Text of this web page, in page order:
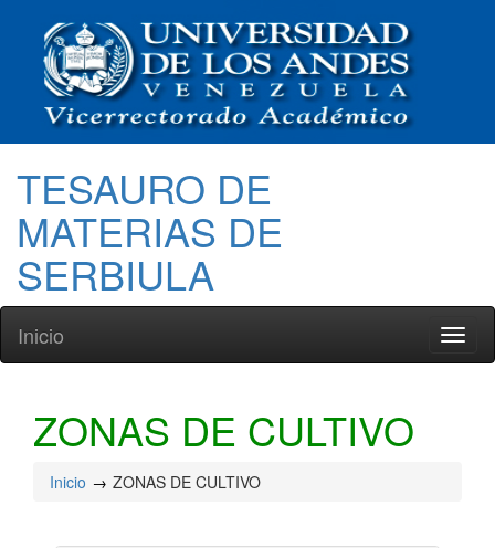
TESAURO DE
MATERIAS DE
SERBIULA
Inicio
ZONAS DE CULTIVO
Inicio ZONAS DE CULTIVO